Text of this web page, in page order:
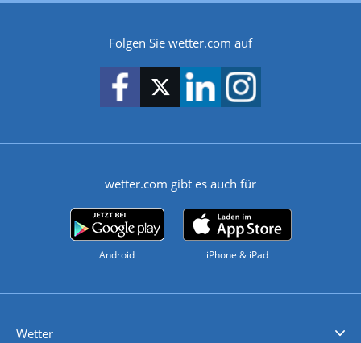
Folgen Sie wetter.com auf
wetter.com gibt es auch für
Android iPhone & iPad
Wetter